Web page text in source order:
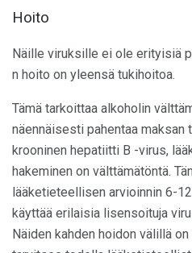
Hoito
Näille viruksille ei ole erityisiä
n hoito on yleensä tukihoitoa.
Tämä tarkoittaa alkoholin
näennäisesti pahentaa maksan
krooninen hepatiitti B -virus,
hakeminen on välttämätöntä.
lääketieteellisen arvioinnin 6-
käyttää erilaisia ​​lisensoituja
Näiden kahden hoidon välillä